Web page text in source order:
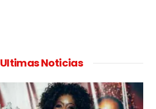
Ultimas Noticias